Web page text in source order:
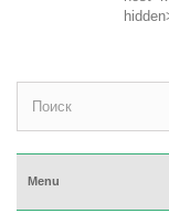
Menu